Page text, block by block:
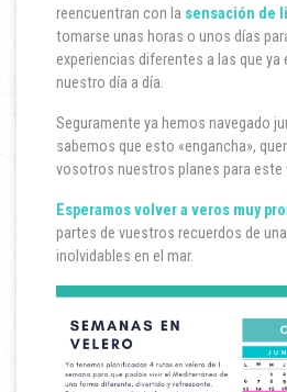
reencuentran con la sensación de
tomarse unas horas o unos días
experiencias diferentes a las que ya
nuestro día a día.
Seguramente ya hemos navegado
sabemos que esto «engancha»,
vosotros nuestros planes para este
Esperamos volver a veros muy
partes de vuestros recuerdos de
inolvidables en el mar.